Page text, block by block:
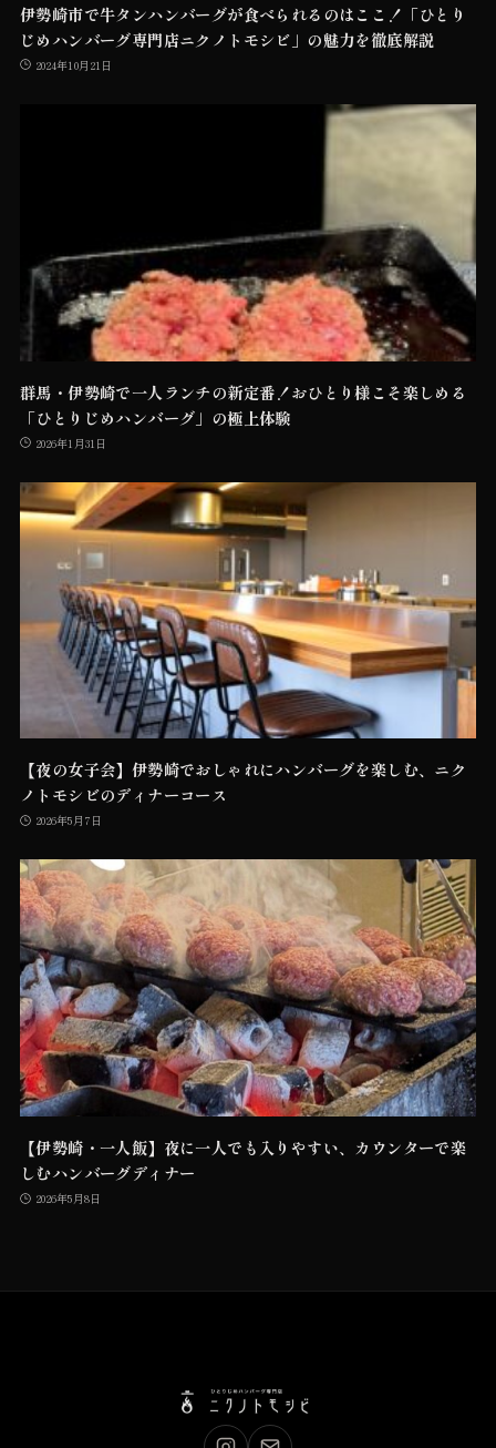
伊勢崎市で牛タンハンバーグが食べられるのはここ！「ひとり
じめハンバーグ専門店ニクノトモシビ」の魅力を徹底解説
2024年10月21日
群馬・伊勢崎で一人ランチの新定番！おひとり様こそ楽しめる
「ひとりじめハンバーグ」の極上体験
2026年1月31日
【夜の女子会】伊勢崎でおしゃれにハンバーグを楽しむ、ニク
ノトモシビのディナーコース
2026年5月7日
【伊勢崎・一人飯】夜に一人でも入りやすい、カウンターで楽
しむハンバーグディナー
2026年5月8日